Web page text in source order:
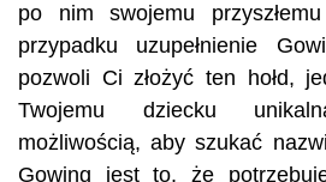
po nim swojemu
przypadku uzupełnienie
pozwoli Ci złożyć ten hołd,
Twojemu dziecku
możliwością, aby szukać
Gowing jest to, że